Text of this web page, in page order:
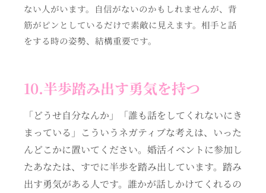
ない人がいます。自信がないのかもしれませんが、背
筋がピンとしているだけで素敵に見えます。相手と話
をする時の姿勢、結構重要です。
10.半歩踏み出す勇気を持つ
「どうせ自分なんか」「誰も話をしてくれないにき
まっている」こういうネガティブな考えは、いった
んどこかに置いてください。婚活イベントに参加し
たあなたは、すでに半歩を踏み出しています。踏み
出す勇気がある人です。誰かが話しかけてくれるの